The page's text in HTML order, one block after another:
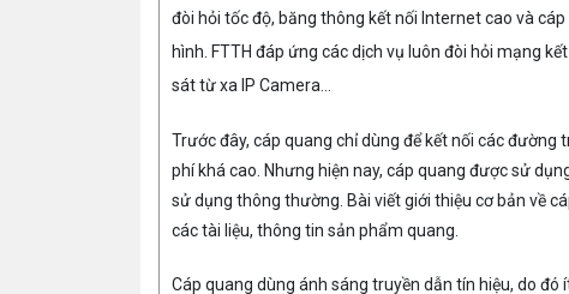
đòi hỏi tốc độ, băng thông kết nối Internet cao và
hình. FTTH đáp ứng các dịch vụ luôn đòi hỏi mạng
sát từ xa IP Camera…
Trước đây, cáp quang chỉ dùng để kết nối các đường
phí khá cao. Nhưng hiện nay, cáp quang được sử
sử dụng thông thường. Bài viết giới thiệu cơ bản về
các tài liệu, thông tin sản phẩm quang.
Cáp quang dùng ánh sáng truyền dẫn tín hiệu, do